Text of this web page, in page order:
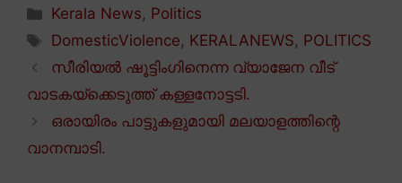
Categories
Kerala News, Politics
Tags
DomesticViolence, KERALANEWS, POLITICS
സീരിയൽ ഷൂട്ടിംഗിനെന്ന വ്യാജേന വീട്
വാടകയ്ക്കെടുത്ത് കള്ളനോട്ടടി.
ഒരായിരം പാട്ടുകളുമായി മലയാളത്തിന്റെ
വാനമ്പാടി.